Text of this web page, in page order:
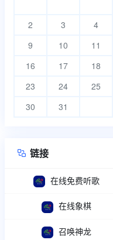
2
3 4
9
10 11
16
17 18
23
24 25
30
31
 链接
在线免费听歌
在线象棋
召唤神龙